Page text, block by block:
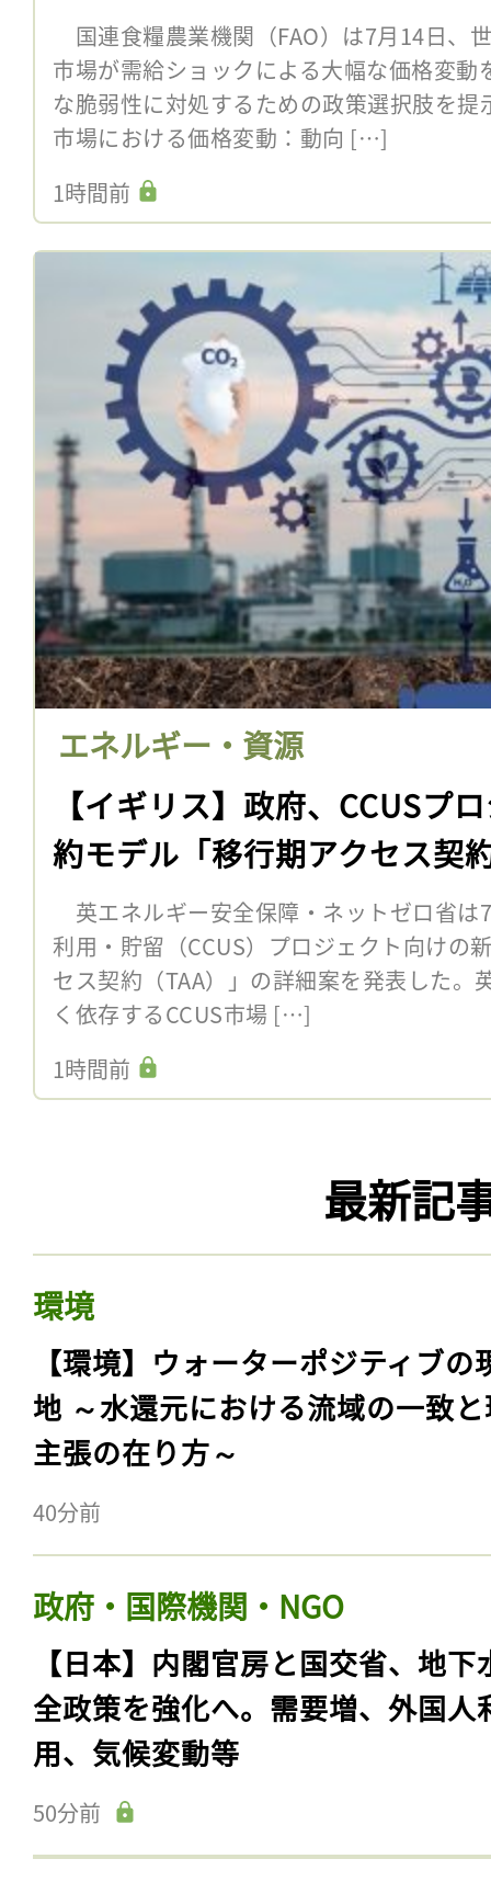
国連食糧農業機関（FAO）は7月14日、
市場が需給ショックによる大幅な価格変動
な脆弱性に対処するための政策選択肢を
市場における価格変動：動向 […]
1時間前
エネルギー・資源
【イギリス】政府、CCUSプ
約モデル「移行期アクセス契
英エネルギー安全保障・ネットゼロ省は
利用・貯留（CCUS）プロジェクト向けの
セス契約（TAA）」の詳細案を発表した。
く依存するCCUS市場 […]
1時間前
最新記
環境
【環境】ウォーターポジティブの
地 ～水還元における流域の一致
主張の在り方～
40分前
政府・国際機関・NGO
【日本】内閣官房と国交省、地下
全政策を強化へ。需要増、外国人
用、気候変動等
50分前